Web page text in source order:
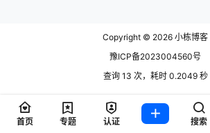
Copyright © 2026 小栋博客
豫ICP备2023004560号
查询 13 次，耗时 0.2049 秒
首页 专题 认证 搜索